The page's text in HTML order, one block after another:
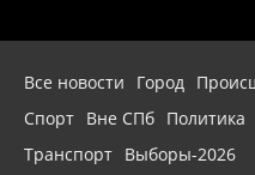
Все новости Город
Спорт Вне СПб Политика
Транспорт Выборы-2026